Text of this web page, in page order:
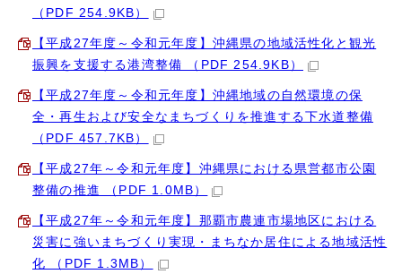
（PDF 254.9KB）
【平成27年度～令和元年度】沖縄県の地域活性化と観光
振興を支援する港湾整備 （PDF 254.9KB）
【平成27年度～令和元年度】沖縄地域の自然環境の保
全・再生および安全なまちづくりを推進する下水道整備
（PDF 457.7KB）
【平成27年～令和元年度】沖縄県における県営都市公園
整備の推進 （PDF 1.0MB）
【平成27年～令和元年度】那覇市農連市場地区における
災害に強いまちづくり実現・まちなか居住による地域活性
化 （PDF 1.3MB）